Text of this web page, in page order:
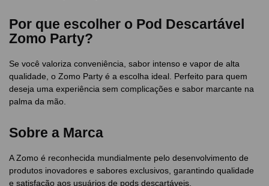
Por que escolher o Pod Descartável
Zomo Party?
Se você valoriza conveniência, sabor intenso e vapor de alta
qualidade, o Zomo Party é a escolha ideal. Perfeito para quem
deseja uma experiência sem complicações e sabor marcante na
palma da mão.
Sobre a Marca
A Zomo é reconhecida mundialmente pelo desenvolvimento de
produtos inovadores e sabores exclusivos, garantindo qualidade
e satisfação aos usuários de pods descartáveis.